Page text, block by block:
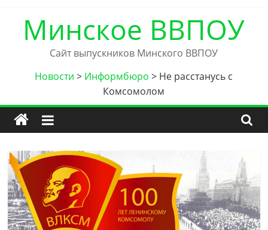
contentМинское ВВПОУ
Сайт выпускников Минского ВВПОУ
Новости > Информбюро > Не расстанусь с
Комсомолом